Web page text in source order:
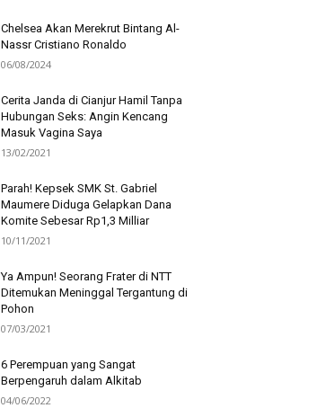
Chelsea Akan Merekrut Bintang Al-
Nassr Cristiano Ronaldo
06/08/2024
Cerita Janda di Cianjur Hamil Tanpa
Hubungan Seks: Angin Kencang
Masuk Vagina Saya
13/02/2021
Parah! Kepsek SMK St. Gabriel
Maumere Diduga Gelapkan Dana
Komite Sebesar Rp1,3 Milliar
10/11/2021
Ya Ampun! Seorang Frater di NTT
Ditemukan Meninggal Tergantung di
Pohon
07/03/2021
6 Perempuan yang Sangat
Berpengaruh dalam Alkitab
04/06/2022